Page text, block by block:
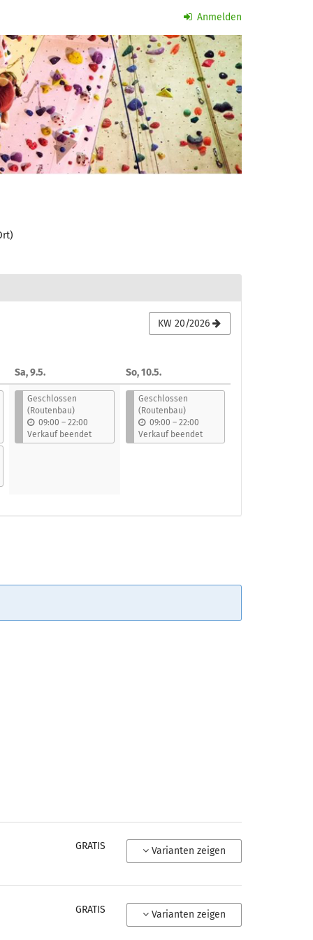
Anmelden
KW 20/2026
Sa, 9.5.
Geschlossen
(Routenbau)
09:00 –b
i
s
22:00
Verkauf beendet
So, 10.5.
Geschlossen
(Routenbau)
09:00 –b
i
s
22:00
Verkauf beendet
GRATIS Varianten zeigen
GRATIS Varianten zeigen